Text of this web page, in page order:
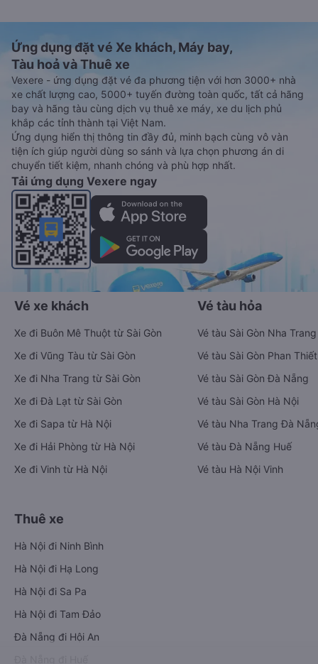
Ứng dụng đặt vé Xe khách, Máy bay,
Tàu hoả và Thuê xe
Vexere - ứng dụng đặt vé đa phương tiện với hơn 3000+ nhà
xe chất lượng cao, 5000+ tuyến đường toàn quốc, tất cả hãng
bay và hãng tàu cùng dịch vụ thuê xe máy, xe du lịch phủ
khắp các tỉnh thành tại Việt Nam.
Ứng dụng hiển thị thông tin đầy đủ, minh bạch cùng vô vàn
tiện ích giúp người dùng so sánh và lựa chọn phương án di
chuyển tiết kiệm, nhanh chóng và phù hợp nhất.
Tải ứng dụng Vexere ngay
Vé xe khách
Xe đi Buôn Mê Thuột từ Sài Gòn
Xe đi Vũng Tàu từ Sài Gòn
Xe đi Nha Trang từ Sài Gòn
Xe đi Đà Lạt từ Sài Gòn
Xe đi Sapa từ Hà Nội
Xe đi Hải Phòng từ Hà Nội
Xe đi Vinh từ Hà Nội
Vé tàu hỏa
Vé tàu Sài Gòn Nha Trang
Vé tàu Sài Gòn Phan Thiết
Vé tàu Sài Gòn Đà Nẵng
Vé tàu Sài Gòn Hà Nội
Vé tàu Nha Trang Đà
Vé tàu Đà Nẵng Huế
Vé tàu Hà Nội Vinh
Thuê xe
Hà Nội đi Ninh Bình
Hà Nội đi Hạ Long
Hà Nội đi Sa Pa
Hà Nội đi Tam Đảo
Đà Nẵng đi Hội An